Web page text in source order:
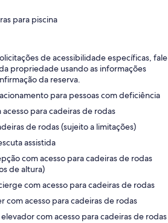
para piscina
de acessibilidade específicas, fale
propriedade usando as informações
da reserva.
para pessoas com deficiência
para cadeiras de rodas
de rodas (sujeito a limitações)
assistida
com acesso para cadeiras de rodas
de altura)
com acesso para cadeiras de rodas
com acesso para cadeiras de rodas
com acesso para cadeiras de rodas